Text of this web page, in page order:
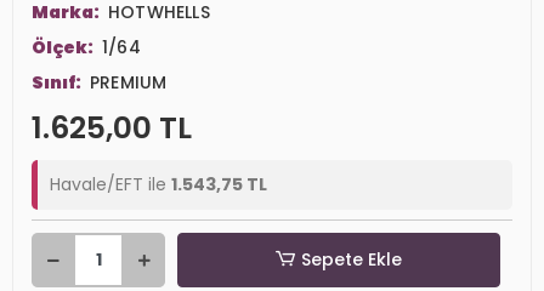
Marka: HOTWHELLS
Ölçek: 1/64
Sınıf: PREMIUM
1.625,00 TL
Havale/EFT ile 1.543,75 TL
Sepete Ekle